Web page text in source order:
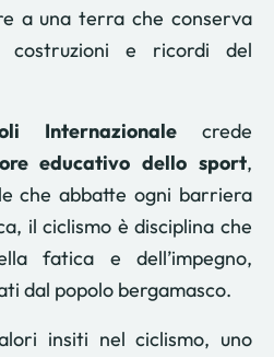
a una terra che conserva
costruzioni e ricordi del
Internazionale crede
educativo dello sport,
che abbatte ogni barriera
il ciclismo è disciplina che
fatica e dell’impegno,
dal popolo bergamasco.
insiti nel ciclismo, uno